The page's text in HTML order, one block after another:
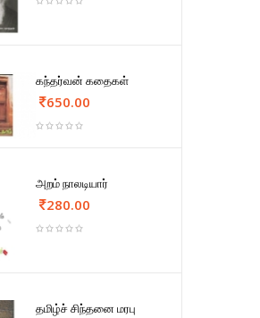
கந்தர்வன் கதைகள்
650.00
அறம் நாலடியார்
280.00
தமிழ்ச் சிந்தனை மரபு